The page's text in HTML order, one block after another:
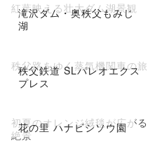
滝沢ダム・奥秩父もみじ
湖
紅葉映える壮大ダム湖景観
秩父鉄道 SLパレオエクス
プレス
秩父路をゆく蒸気機関車の旅
花の里 ハナビシソウ園
初夏のオレンジ絨毯が広がる
絶景